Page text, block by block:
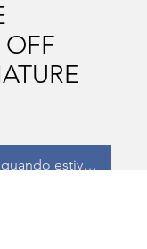
OFF
estiver